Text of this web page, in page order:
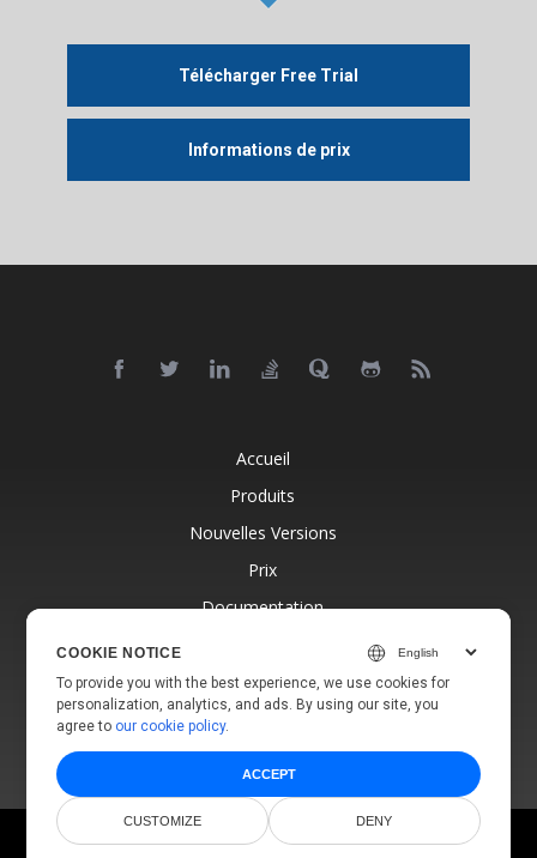
Télécharger Free Trial
Informations de prix
Accueil
Produits
Nouvelles Versions
Prix
Documentation
Blog
Sites Web
© Aspose Pty Ltd 2001-2026.
COOKIE NOTICE
To provide you with the best experience, we use cookies for
personalization, analytics, and ads. By using our site, you
agree to our cookie policy.
ACCEPT
CUSTOMIZE DENY